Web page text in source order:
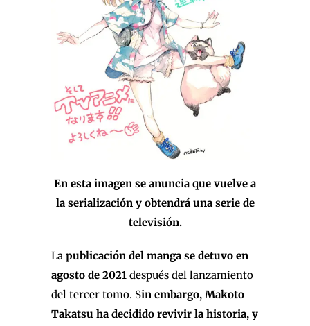
En esta imagen se anuncia que vuelve a
la serialización y obtendrá una serie de
televisión.
La publicación del manga se detuvo en
agosto de 2021 después del lanzamiento
del tercer tomo. Sin embargo, Makoto
Takatsu ha decidido revivir la historia, y